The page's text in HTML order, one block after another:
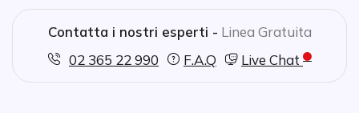
Contatta i nostri esperti - Linea Gratuita
02 365 22 990
F.A.Q Live Chat